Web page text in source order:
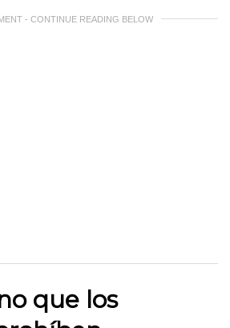
- CONTINUE READING BELOW
que los